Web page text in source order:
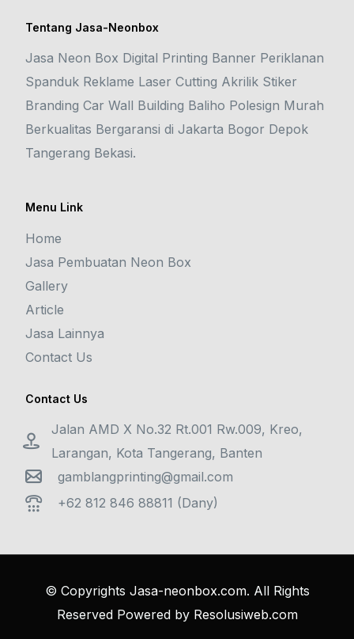
Tentang Jasa-Neonbox
Jasa Neon Box Digital Printing Banner Periklanan
Spanduk Reklame Laser Cutting Akrilik Stiker
Branding Car Wall Building Baliho Polesign Murah
Berkualitas Bergaransi di Jakarta Bogor Depok
Tangerang Bekasi.
Menu Link
Home
Jasa Pembuatan Neon Box
Gallery
Article
Jasa Lainnya
Contact Us
Contact Us
Jalan AMD X No.32 Rt.001 Rw.009, Kreo,
Larangan, Kota Tangerang, Banten
gamblangprinting@gmail.com
+62 812 846 88811 (Dany)
© Copyrights Jasa-neonbox.com. All Rights
Reserved Powered by Resolusiweb.com